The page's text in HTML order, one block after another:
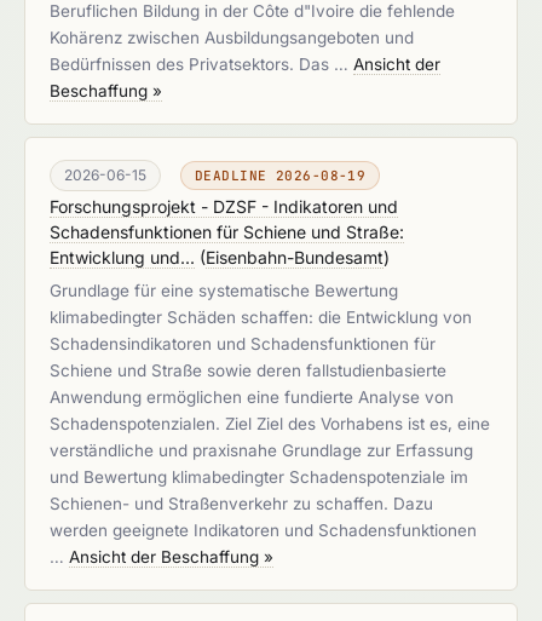
Beruflichen Bildung in der Côte d"Ivoire die fehlende
Kohärenz zwischen Ausbildungsangeboten und
Bedürfnissen des Privatsektors. Das … Ansicht der
Beschaffung »
2026-06-15 DEADLINE 2026-08-19
Forschungsprojekt - DZSF - Indikatoren und
Schadensfunktionen für Schiene und Straße:
Entwicklung und... (Eisenbahn-Bundesamt)
Grundlage für eine systematische Bewertung
klimabedingter Schäden schaffen: die Entwicklung von
Schadensindikatoren und Schadensfunktionen für
Schiene und Straße sowie deren fallstudienbasierte
Anwendung ermöglichen eine fundierte Analyse von
Schadenspotenzialen. Ziel Ziel des Vorhabens ist es, eine
verständliche und praxisnahe Grundlage zur Erfassung
und Bewertung klimabedingter Schadenspotenziale im
Schienen- und Straßenverkehr zu schaffen. Dazu
werden geeignete Indikatoren und Schadensfunktionen
… Ansicht der Beschaffung »